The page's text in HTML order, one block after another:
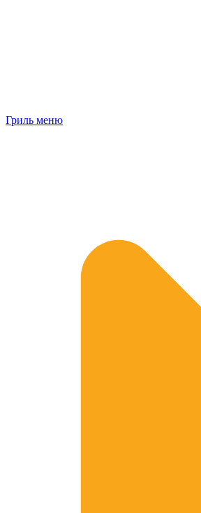
Гриль меню